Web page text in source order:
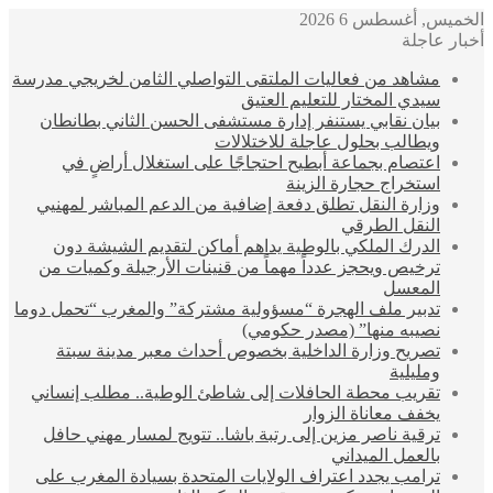
الخميس, أغسطس 6 2026
أخبار عاجلة
مشاهد من فعاليات الملتقى التواصلي الثامن لخريجي مدرسة
سيدي المختار للتعليم العتيق
بيان نقابي يستنفر إدارة مستشفى الحسن الثاني بطانطان
ويطالب بحلول عاجلة للاختلالات
اعتصام بجماعة أبطيح احتجاجًا على استغلال أراضٍ في
استخراج حجارة الزينة
وزارة النقل تطلق دفعة إضافية من الدعم المباشر لمهنيي
النقل الطرقي
الدرك الملكي بالوطية يداهم أماكن لتقديم الشيشة دون
ترخيص ويحجز عدداً مهماً من قنينات الأرجيلة وكميات من
المعسل
تدبير ملف الهجرة “مسؤولية مشتركة” والمغرب “تحمل دوما
نصيبه منها” (مصدر حكومي)
تصريح وزارة الداخلية بخصوص أحداث معبر مدينة سبتة
ومليلية
تقريب محطة الحافلات إلى شاطئ الوطية.. مطلب إنساني
يخفف معاناة الزوار
ترقية ناصر مزين إلى رتبة باشا.. تتويج لمسار مهني حافل
بالعمل الميداني
ترامب يجدد اعتراف الولايات المتحدة بسيادة المغرب على